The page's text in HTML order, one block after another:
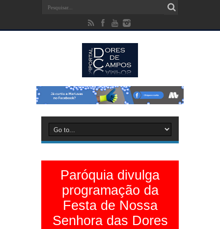
Paróquia divulga
programação da
Festa de Nossa
Senhora das Dores